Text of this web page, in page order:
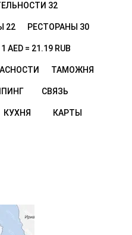
32
22 РЕСТОРАНЫ 30
1 AED = 21.19 RUB
ТАМОЖНЯ
СВЯЗЬ
КУХНЯ КАРТЫ